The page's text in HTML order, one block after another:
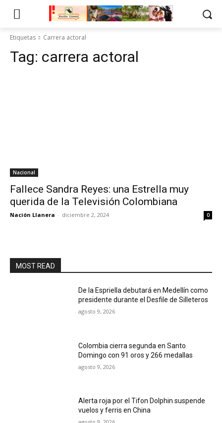
Etiquetas Carrera actoral
Tag: carrera actoral
Nacional
Fallece Sandra Reyes: una Estrella muy
querida de la Televisión Colombiana
Nación Llanera - diciembre 2, 2024 0
MOST READ
De la Espriella debutará en Medellín como
presidente durante el Desfile de Silleteros
agosto 9, 2026
Colombia cierra segunda en Santo
Domingo con 91 oros y 266 medallas
agosto 9, 2026
Alerta roja por el Tifon Dolphin suspende
vuelos y ferris en China